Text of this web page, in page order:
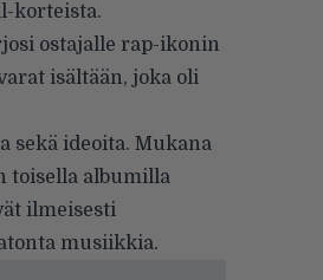
korteista.
ostajalle rap-ikonin
isältään, joka oli
ideoita. Mukana
toisella albumilla
ilmeisesti
musiikkia.